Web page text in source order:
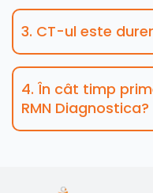
3. CT-ul este
4. În cât timp
RMN Diagnostica?